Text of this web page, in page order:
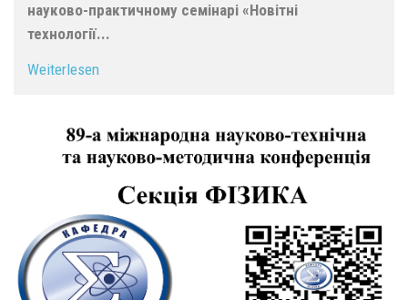
науково-практичному семінарі «Новітні
технології...
Weiterlesen